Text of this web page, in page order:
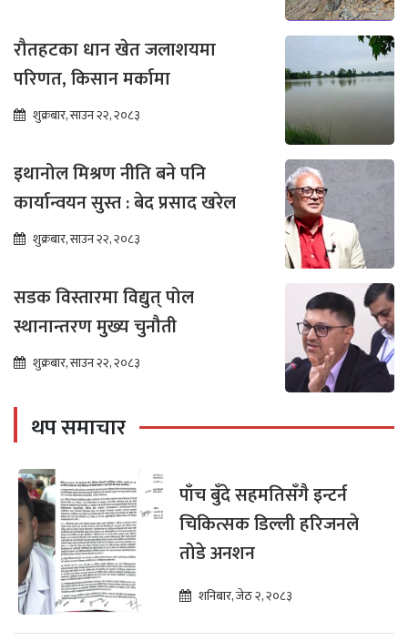
रौतहटका धान खेत जलाशयमा
परिणत, किसान मर्कामा
शुक्रबार, साउन २२, २०८३
इथानोल मिश्रण नीति बने पनि
कार्यान्वयन सुस्त : बेद प्रसाद खरेल
शुक्रबार, साउन २२, २०८३
सडक विस्तारमा विद्युत् पोल
स्थानान्तरण मुख्य चुनौती
शुक्रबार, साउन २२, २०८३
थप समाचार
पाँच बुँदे सहमतिसँगै इन्टर्न
चिकित्सक डिल्ली हरिजनले
तोडे अनशन
शनिबार, जेठ २, २०८३